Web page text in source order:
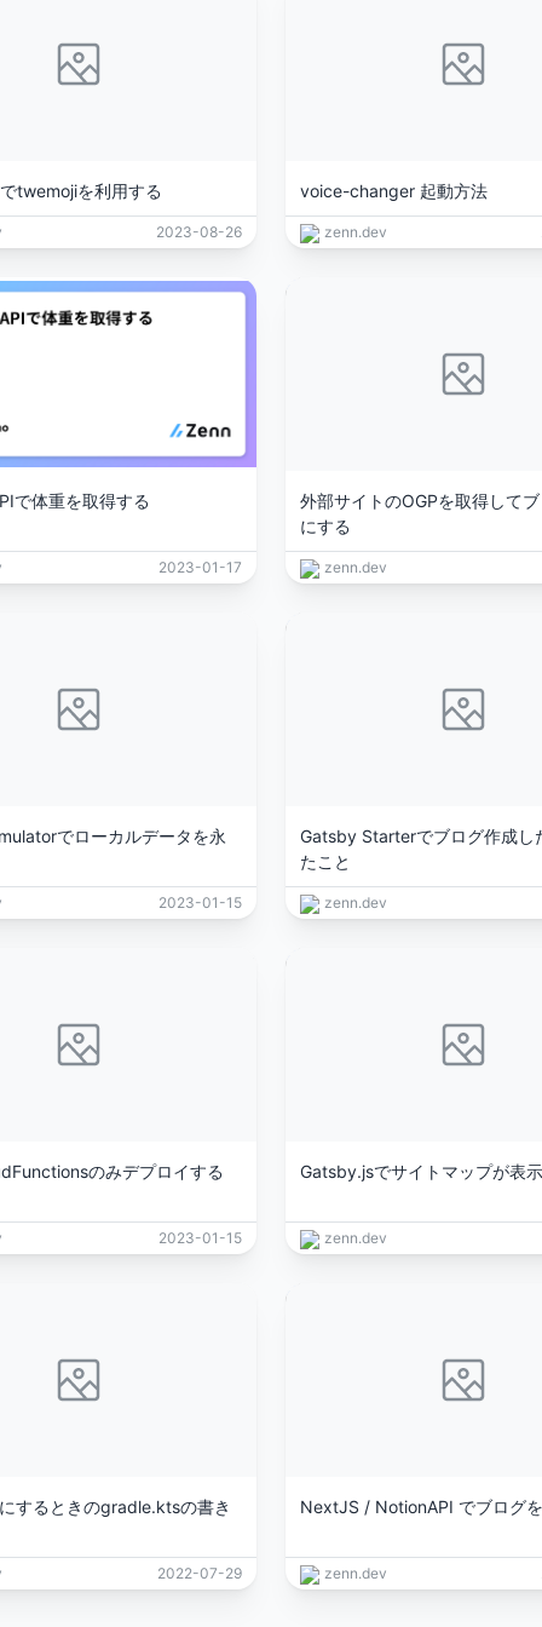
twemojiを利用する
2023-08-26
voice-changer 起動方法
zenn.dev
で体重を取得する
2023-01-17
外部サイトのOGPを取得して
にする
zenn.dev
でローカルデータを永
2023-01-15
Gatsby Starterでブログ作成し
たこと
zenn.dev
のみデプロイする
2023-01-15
Gatsby.jsでサイトマップが表
zenn.dev
するときのgradle.ktsの書き
2022-07-29
NextJS / NotionAPI でブログ
zenn.dev